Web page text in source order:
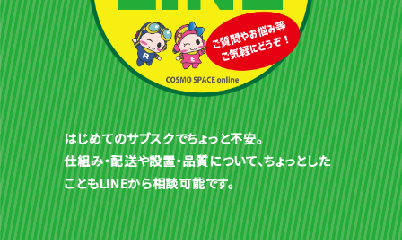
はじめてのサブスクでちょっと不安。
仕組み・配送や設置・品質について、ちょっとした
こともLINEから相談可能です。